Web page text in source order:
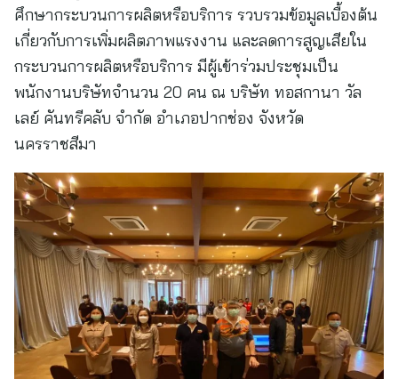
ศึกษากระบวนการผลิตหรือบริการ รวบรวมข้อมูลเบื้องต้น
เกี่ยวกับการเพิ่มผลิตภาพแรงงาน และลดการสูญเสียใน
กระบวนการผลิตหรือบริการ มีผู้เข้าร่วมประชุมเป็น
พนักงานบริษัทจำนวน 20 คน ณ บริษัท ทอสกานา วัล
เลย์ คันทรีคลับ จำกัด อำเภอปากช่อง จังหวัด
นครราชสีมา